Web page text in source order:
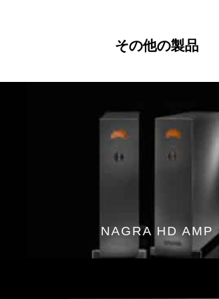
その他の製品
NAGRA HD AMP